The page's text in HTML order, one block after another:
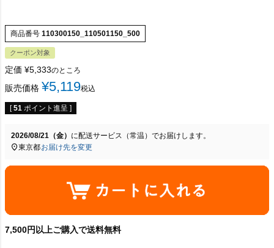
商品番号 110300150_110501150_500
クーポン対象
定価 ¥5,333のところ
販売価格 ¥5,119税込
[ 51 ポイント進呈 ]
2026/08/21（金） に配送サービス（常温） でお届けします。
東京都お届け先を変更
7,500円以上ご購入で送料無料